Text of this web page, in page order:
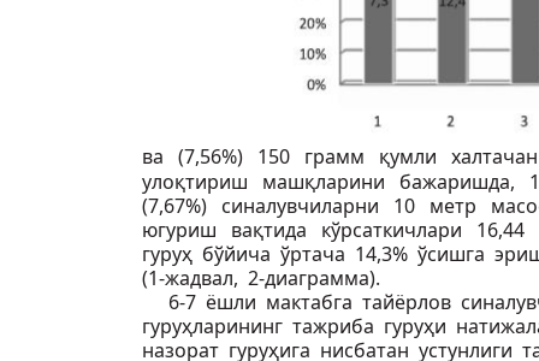
ва (7,56%) 150 грамм қумли
улоқтириш машқларини бажаришда,
(7,67%) синалувчиларни 10 метр
югуриш вақтида кўрсаткичлари 16,44
гуруҳ бўйича ўртача 14,3% ўсишга
(1-жадвал, 2-диаграмма).
6-7 ёшли мактабга тайёрлов
гуруҳларининг тажриба гуруҳи
назорат гуруҳига нисбатан устунлиги